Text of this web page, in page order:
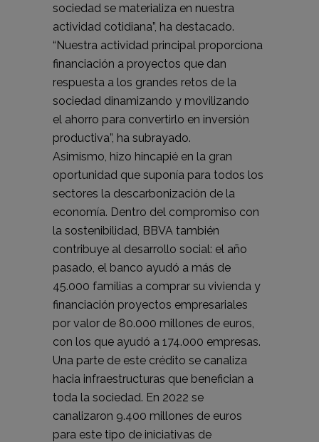
sociedad se materializa en nuestra
actividad cotidiana”, ha destacado.
“Nuestra actividad principal proporciona
financiación a proyectos que dan
respuesta a los grandes retos de la
sociedad dinamizando y movilizando
el ahorro para convertirlo en inversión
productiva”, ha subrayado.
Asimismo, hizo hincapié en la gran
oportunidad que suponía para todos los
sectores la descarbonización de la
economía. Dentro del compromiso con
la sostenibilidad, BBVA también
contribuye al desarrollo social: el año
pasado, el banco ayudó a más de
45.000 familias a comprar su vivienda y
financiación proyectos empresariales
por valor de 80.000 millones de euros,
con los que ayudó a 174.000 empresas.
Una parte de este crédito se canaliza
hacia infraestructuras que benefician a
toda la sociedad. En 2022 se
canalizaron 9.400 millones de euros
para este tipo de iniciativas de